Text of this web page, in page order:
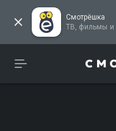
Смотрёшка